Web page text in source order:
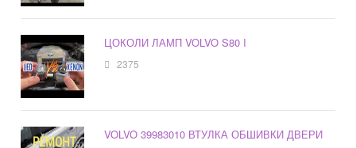
ЦОКОЛИ ЛАМП VOLVO S80 I
2375
VOLVO 39983010 ВТУЛКА ОБШИВКИ ДВЕРИ